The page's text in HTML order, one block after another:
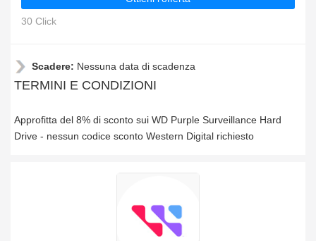
30 Click
Scadere: Nessuna data di scadenza
TERMINI E CONDIZIONI
Approfitta del 8% di sconto sui WD Purple Surveillance Hard
Drive - nessun codice sconto Western Digital richiesto